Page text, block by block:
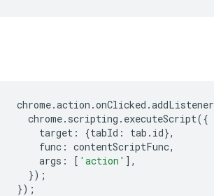
chrome.action .onClicked .addListener
chrome. scripting . executeScript({
target : {tabId : tab . id},
func : contentScriptFunc,
args : [ 'action' ],
});
});